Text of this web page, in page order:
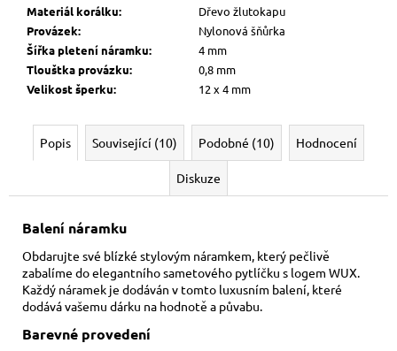
Materiál korálku:
Dřevo žlutokapu
Provázek:
Nylonová šňůrka
Šířka pletení náramku:
4 mm
Tlouštka provázku:
0,8 mm
Velikost šperku: 12 x 4 mm
Popis Související (10) Podobné (10) Hodnocení
Diskuze
Balení náramku
Obdarujte své blízké stylovým náramkem, který pečlivě
zabalíme do elegantního sametového pytlíčku s logem WUX.
Každý náramek je dodáván v tomto luxusním balení, které
dodává vašemu dárku na hodnotě a půvabu.
Barevné provedení